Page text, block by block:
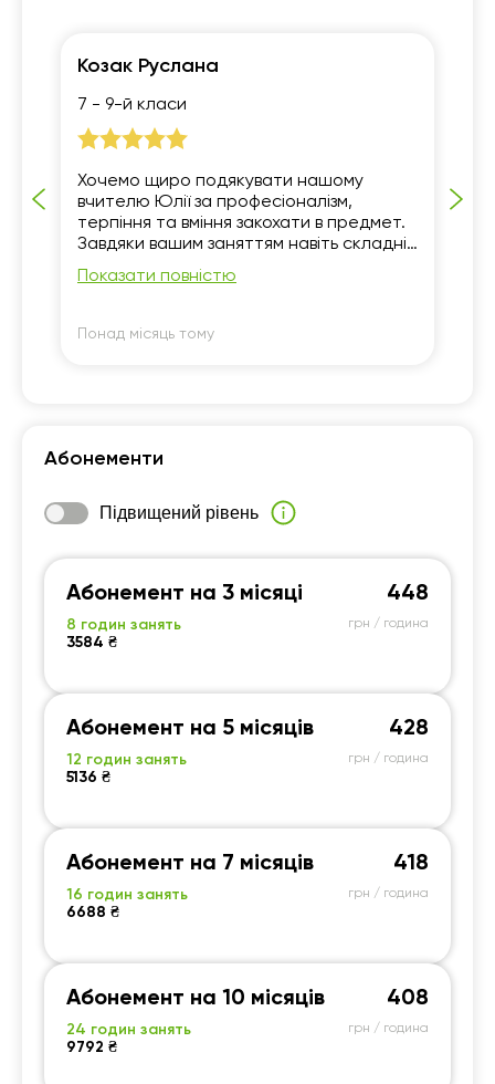
Козак Руслана
7 - 9-й класи
Хочемо щиро подякувати нашому
вчителю Юлії за професіоналізм,
терпіння та вміння закохати в предмет.
Завдяки вашим заняттям навіть складні
теми стають зрозумілими, а навчання —
цікавим і захопливим. Донька із
Показати повністю
Понад місяць тому
Абонементи
Підвищений рівень
Абонемент на 3 місяці
8 годин занять
3584 ₴
448
грн / година
Абонемент на 5 місяців
12 годин занять
5136 ₴
428
грн / година
Абонемент на 7 місяців
16 годин занять
6688 ₴
418
грн / година
Абонемент на 10 місяців
24 годин занять
9792 ₴
408
грн / година